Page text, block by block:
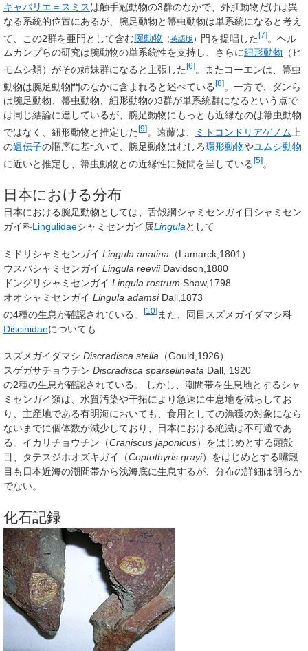
キャバリエ＝スミスは触手冠動物の3群のなかで、外肛動物だけは異
なる系統的位置にあるが、腕足動物と箒虫動物は単系統になると考え
て、この2群を亜門として含む腕動物 （英語版 ） 門を提唱した[7]
。ヘル
ムカンプらの研究は腕動物の単系統性を支持し、さらに紐形動物 （ヒ
モムシ類）がその姉妹群になると主張した [6] 。またコーエンは、箒虫
動物は腕足動物門のなかに含まれると述べている[8]。一方で、ダンら
は腕足動物、箒虫動物、紐形動物の3群が単系統群になるという点で
は同じ結論に達しているが、腕足動物にもっとも近縁なのは箒虫動物
ではなく、紐形動物と推定した [9] 。遠藤は、 ミトコンドリアゲノム 上
の遺伝子の順序に基づいて、腕足動物はむしろ環形動物やユムシ動物
に近いと推定し、箒虫動物との近縁性に疑問を呈している [5] 。
日本における分布
日本における腕足動物としては、舌殻綱シャミセンガイ目シャミセン
ガイ科Lingulidaeシャミセンガイ属Lingulaとして
ミドリシャミセンガイ Lingula anatina （Lamarck,1801）
ウスバシャミセンガイ Lingula reeviiDavidson,1880
ドングリシャミセンガイ Lingula rostrum Shaw,1798
オオシャミセンガイ Lingula adamsiDall,1873
の4種の生息が確認されている。
[10] また、同目スズメガイダマシ科
Discinidaeについても
スズメガイダマシ Discradisca stella （Gould,1926）
スゲガサチョウチン Discradisca sparselineata Dall, 1920
の2種の生息が確認されている。 しかし、潮間帯を生息地とするシャ
ミセンガイ類は、水質汚染や干拓により急速に生息地を減らしてお
り、主産地である有明海においても、食用としての漁獲の対象になら
ないまでに個体数が減少しており、日本における絶滅は不可避であ
る。イカリチョウチン（Craniscus japonicus）をはじめとする頭殻
目、タテスジホオズキガイ（Coptothyris grayi）をはじめとする嘴殻
目も日本近海の潮間帯から浅海底に生息するが、分布の詳細は明らか
でない。
化石記録